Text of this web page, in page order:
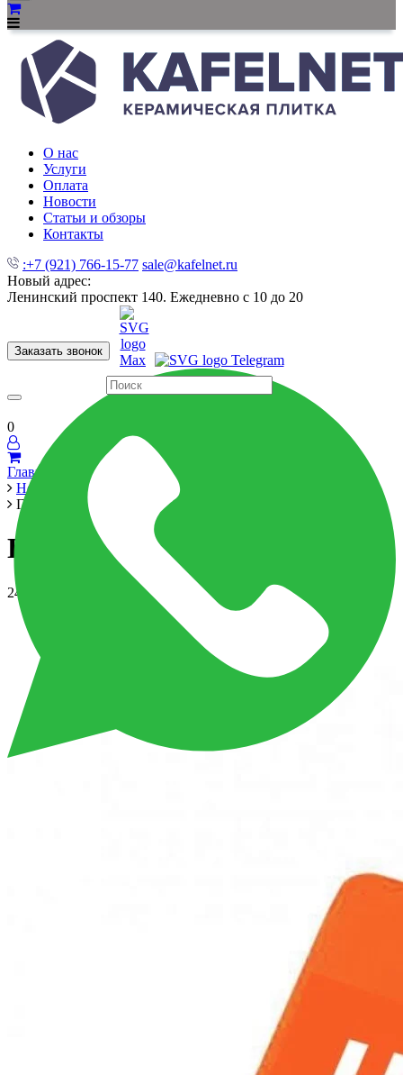
О нас
Услуги
Оплата
Новости
Статьи и обзоры
Контакты
:+7 (921) 766-15-77 sale@kafelnet.ru
Новый адрес:
Ленинский проспект 140. Ежедневно с 10 до 20
Заказать звонок
60x120 60x60 Для ванной Для кухни
0
Главная
Новости
Грядущее повышение цен
Грядущее повышение цен
24 января 2022